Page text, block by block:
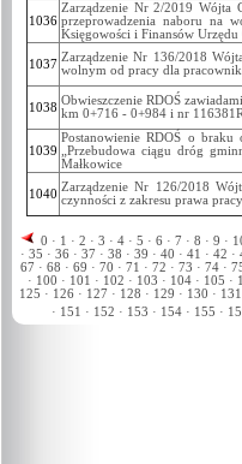
1036
Zarządzenie Nr 2/2019 Wójta
przeprowadzenia naboru na
Księgowości i Finansów Urzędu
1037
Zarządzenie Nr 136/2018
wolnym od pracy dla
1038
Obwieszczenie RDOŚ
km 0+716 - 0+984 i nr
1039
Postanowienie RDOŚ o braku
„Przebudowa ciągu dróg
Małkowice
1040
Zarządzenie Nr 126/2018
czynności z zakresu prawa
0 · 1 · 2 · 3 · 4 · 5 · 6 · 7 · 8 · 9 ·
· 35 · 36 · 37 · 38 · 39 · 40 · 41 · 42 ·
67 · 68 · 69 · 70 · 71 · 72 · 73 · 74 ·
· 100 · 101 · 102 · 103 · 104 · 105 ·
125 · 126 · 127 · 128 · 129 · 130 · 131
· 151 · 152 · 153 · 154 · 155 ·